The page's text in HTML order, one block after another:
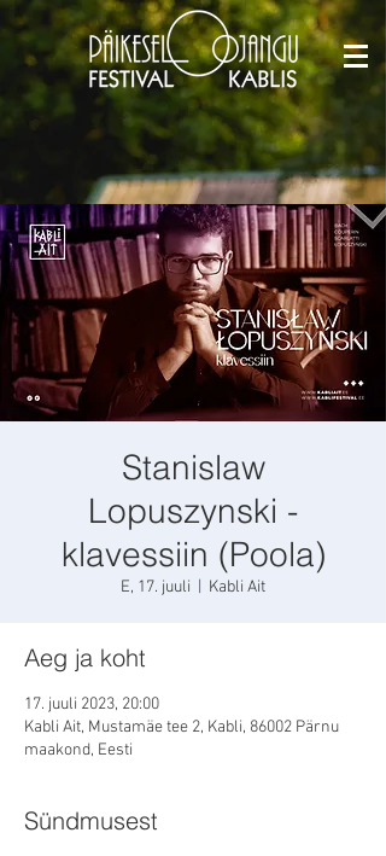
Stanislaw
Lopuszynski -
klavessiin (Poola)
E, 17. juuli Kabli Ait
Aeg ja koht
17. juuli 2023, 20:00
Kabli Ait, Mustamäe tee 2, Kabli, 86002 Pärnu
maakond, Eesti
Sündmusest